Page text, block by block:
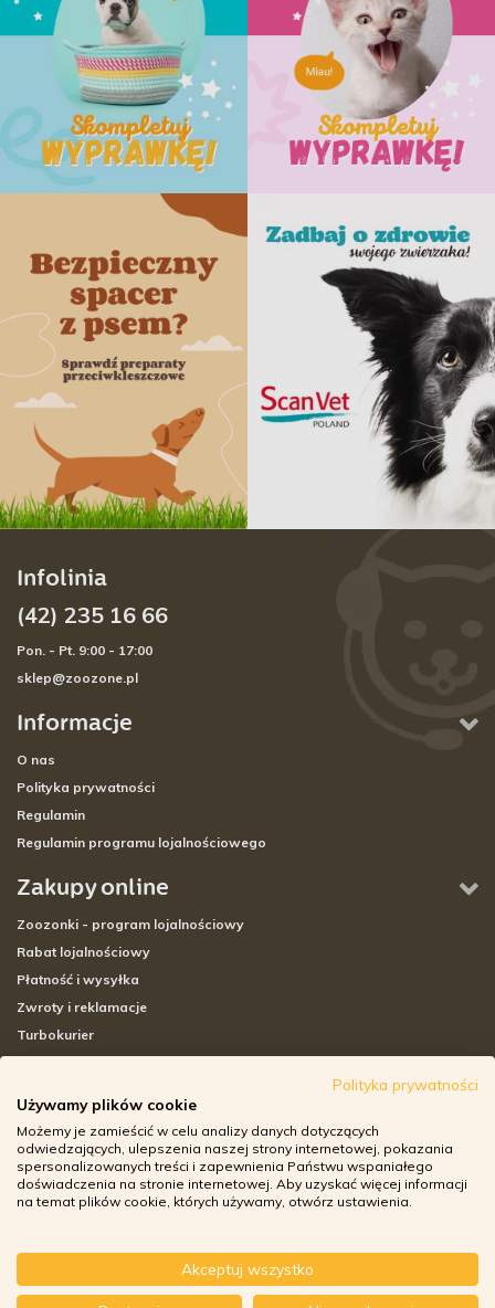
© ZOOZONE.PL 2018
Informacje
O nas
Polityka prywatności
Regulamin
Regulamin programu lojalnościowego
Zakupy online
Zoozonki - program lojalnościowy
Rabat lojalnościowy
Płatność i wysyłka
Zwroty i reklamacje
Turbokurier
Adresy sklepów stacjonarnych
Godziny otwarcia sklepów
Aplikacja zoozone.pl
Zwroty i reklamacje
Infolinia
(42) 235 16 66
Pon. - Pt. 9:00 - 17:00
sklep@zoozone.pl
Polityka prywatności
Używamy plików cookie
Możemy je zamieścić w celu analizy danych dotyczących
odwiedzających, ulepszenia naszej strony internetowej, pokazania
spersonalizowanych treści i zapewnienia Państwu wspaniałego
doświadczenia na stronie internetowej. Aby uzyskać więcej informacji
na temat plików cookie, których używamy, otwórz ustawienia.
Akceptuj wszystko